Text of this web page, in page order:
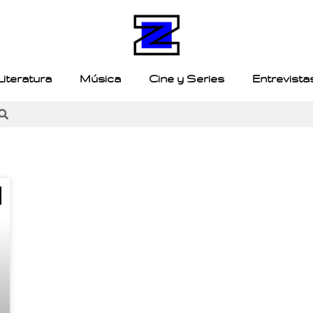
Música Cine y Series